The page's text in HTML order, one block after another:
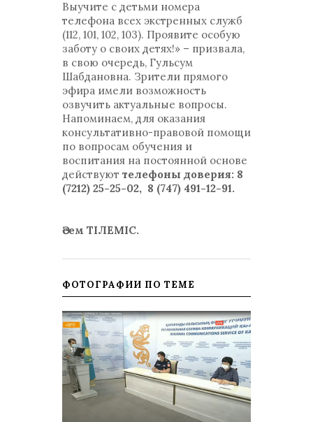
Выучите с детьми номера
телефона всех экстренных служб
(112, 101, 102, 103). Проявите особую
заботу о своих детях!» – призвала,
в свою очередь, Гульсум
Шабдановна. Зрители прямого
эфира имели возможность
озвучить актуальные вопросы.
Напоминаем, для оказания
консультативно-правовой помощи
по вопросам обучения и
воспитания на постоянной основе
действуют телефоны доверия: 8
(7212) 25-25-02, 8 (747) 491-12-91.
Әсем ТІЛЕМІС.
ФОТОГРАФИИ ПО ТЕМЕ